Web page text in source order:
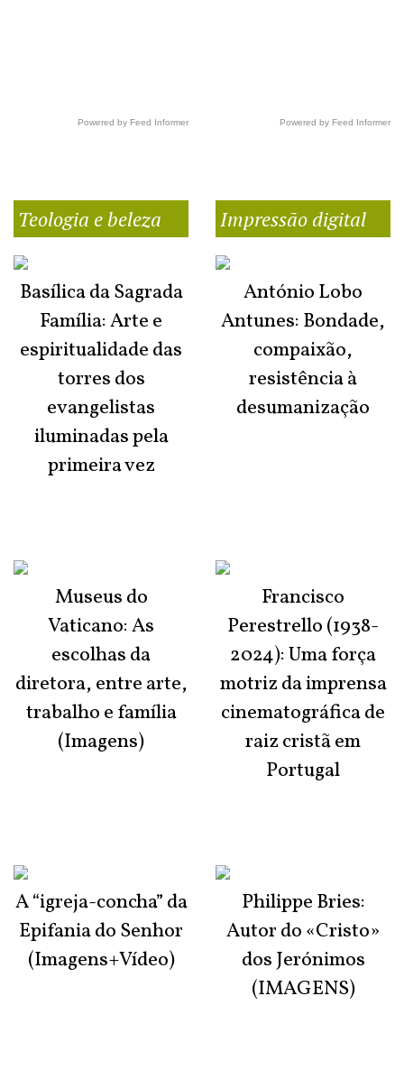
Powered by Feed Informer Powered by Feed Informer
Teologia e beleza
Basílica da Sagrada
Família: Arte e
espiritualidade das
torres dos
evangelistas
iluminadas pela
primeira vez
Museus do
Vaticano: As
escolhas da
diretora, entre arte,
trabalho e família
(Imagens)
A “igreja-concha” da
Epifania do Senhor
(Imagens+Vídeo)
Impressão digital
António Lobo
Antunes: Bondade,
compaixão,
resistência à
desumanização
Francisco
Perestrello (1938-
2024): Uma força
motriz da imprensa
cinematográfica de
raiz cristã em
Portugal
Philippe Bries:
Autor do «Cristo»
dos Jerónimos
(IMAGENS)